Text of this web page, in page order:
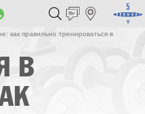
WhatsApp
как правильно тренироваться в
В